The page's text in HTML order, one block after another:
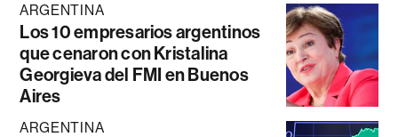
ARGENTINA
Los 10 empresarios argentinos
que cenaron con Kristalina
Georgieva del FMI en Buenos
Aires
ARGENTINA